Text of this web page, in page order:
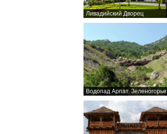
Ливадийский Дворец
Водопад Арпат. Зеленогорье